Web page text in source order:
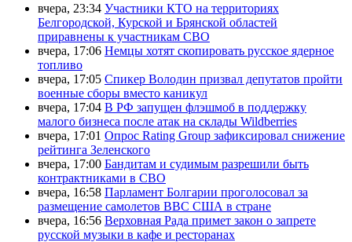
вчера, 23:34 Участники КТО на территориях
Белгородской, Курской и Брянской областей
приравнены к участникам СВО
вчера, 17:06 Немцы хотят скопировать русское ядерное
топливо
вчера, 17:05 Спикер Володин призвал депутатов пройти
военные сборы вместо каникул
вчера, 17:04 В РФ запущен флэшмоб в поддержку
малого бизнеса после атак на склады Wildberries
вчера, 17:01 Опрос Rating Group зафиксировал снижение
рейтинга Зеленского
вчера, 17:00 Бандитам и судимым разрешили быть
контрактниками в СВО
вчера, 16:58 Парламент Болгарии проголосовал за
размещение самолетов ВВС США в стране
вчера, 16:56 Верховная Рада примет закон о запрете
русской музыки в кафе и ресторанах